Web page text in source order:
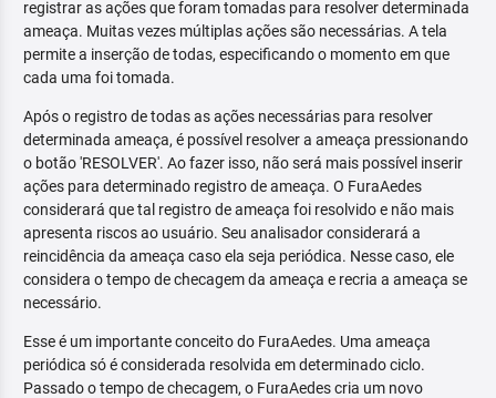
registrar as ações que foram tomadas para resolver determinada
ameaça. Muitas vezes múltiplas ações são necessárias. A tela
permite a inserção de todas, especificando o momento em que
cada uma foi tomada.
Após o registro de todas as ações necessárias para resolver
determinada ameaça, é possível resolver a ameaça pressionando
o botão 'RESOLVER'. Ao fazer isso, não será mais possível inserir
ações para determinado registro de ameaça. O FuraAedes
considerará que tal registro de ameaça foi resolvido e não mais
apresenta riscos ao usuário. Seu analisador considerará a
reincidência da ameaça caso ela seja periódica. Nesse caso, ele
considera o tempo de checagem da ameaça e recria a ameaça se
necessário.
Esse é um importante conceito do FuraAedes. Uma ameaça
periódica só é considerada resolvida em determinado ciclo.
Passado o tempo de checagem, o FuraAedes cria um novo